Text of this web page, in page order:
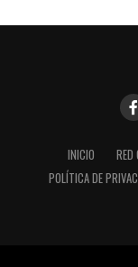
INICIO RED
POLÍTICA DE